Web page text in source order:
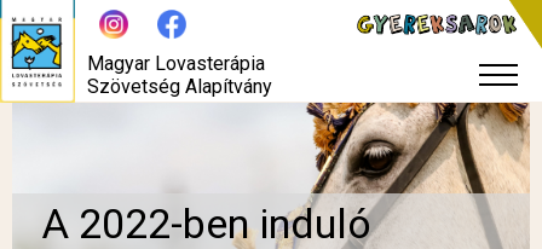
Magyar Lovasterápia
Szövetség Alapítvány
A 2022-ben induló